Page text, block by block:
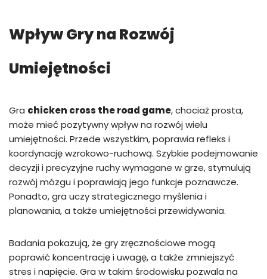
Wpływ Gry na Rozwój
Umiejętności
Gra chicken cross the road game, chociaż prosta,
może mieć pozytywny wpływ na rozwój wielu
umiejętności. Przede wszystkim, poprawia refleks i
koordynację wzrokowo-ruchową. Szybkie podejmowanie
decyzji i precyzyjne ruchy wymagane w grze, stymulują
rozwój mózgu i poprawiają jego funkcje poznawcze.
Ponadto, gra uczy strategicznego myślenia i
planowania, a także umiejętności przewidywania.
Badania pokazują, że gry zręcznościowe mogą
poprawić koncentrację i uwagę, a także zmniejszyć
stres i napięcie. Gra w takim środowisku pozwala na